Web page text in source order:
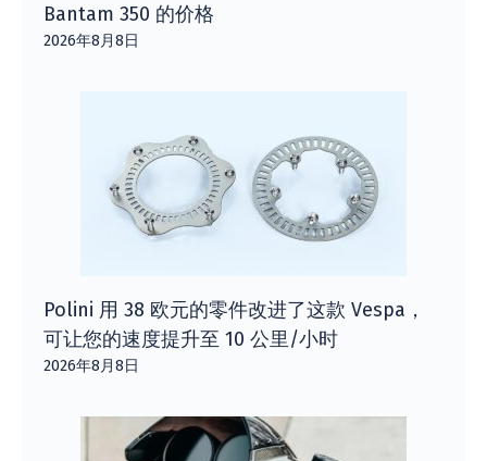
Bantam 350 的价格
2026年8月8日
Polini 用 38 欧元的零件改进了这款 Vespa，
可让您的速度提升至 10 公里/小时
2026年8月8日